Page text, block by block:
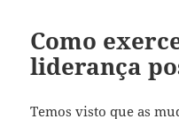
Como
liderança
Temos visto que as